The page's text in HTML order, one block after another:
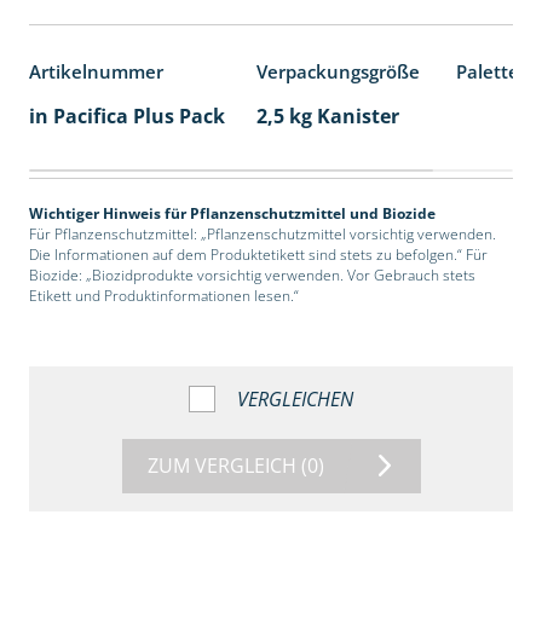
Artikelnummer Verpackungsgröße
in Pacifica Plus Pack 2,5 kg Kanister
Wichtiger Hinweis für Pflanzenschutzmittel und Biozide
Für Pflanzenschutzmittel: „Pflanzenschutzmittel vorsichtig verwenden.
Die Informationen auf dem Produktetikett sind stets zu befolgen.“ Für
Biozide: „Biozidprodukte vorsichtig verwenden. Vor Gebrauch stets
Etikett und Produktinformationen lesen.“
VERGLEICHEN
ZUM VERGLEICH (0)